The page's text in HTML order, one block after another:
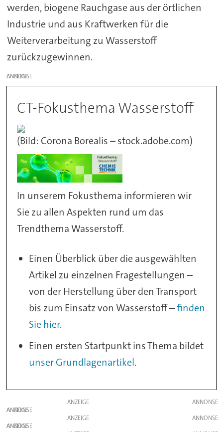
werden, biogene Rauchgase aus der örtlichen
Industrie und aus Kraftwerken für die
Weiterverarbeitung zu Wasserstoff
zurückzugewinnen.
ANZEIGE
CT-Fokusthema Wasserstoff
(Bild: Corona Borealis – stock.adobe.com)
In unserem Fokusthema informieren wir
Sie zu allen Aspekten rund um das
Trendthema Wasserstoff.
Einen Überblick über die ausgewählten
Artikel zu einzelnen Fragestellungen –
von der Herstellung über den Transport
bis zum Einsatz von Wasserstoff –finden
Sie hier.
Einen ersten Startpunkt ins Thema bildet
unser Grundlagenartikel.
ANZEIGE
ANZEIGE
ANZEIGE
ANZEIGE